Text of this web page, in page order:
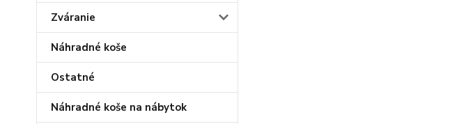
Zváranie
Náhradné koše
Ostatné
Náhradné koše na nábytok